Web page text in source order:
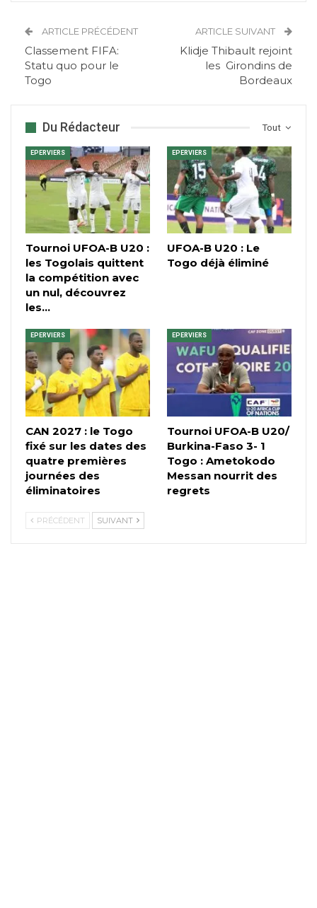
ARTICLE PRÉCÉDENT
Classement FIFA:
Statu quo pour le
Togo
ARTICLE SUIVANT
Klidje Thibault rejoint
les Girondins de
Bordeaux
Tout
Du Rédacteur
EPERVIERS
Tournoi UFOA-B U20 :
les Togolais quittent
la compétition avec
un nul, découvrez
les…
EPERVIERS
UFOA-B U20 : Le
Togo déjà éliminé
EPERVIERS
CAN 2027 : le Togo
fixé sur les dates des
quatre premières
journées des
éliminatoires
EPERVIERS
Tournoi UFOA-B U20/
Burkina-Faso 3- 1
Togo : Ametokodo
Messan nourrit des
regrets
PRÉCÉDENT SUIVANT